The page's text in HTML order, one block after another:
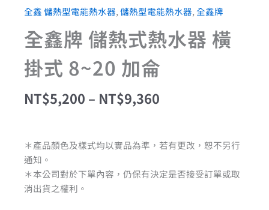
全鑫 儲熱型電能熱水器,儲熱型電能熱水器,全鑫牌
全鑫牌 儲熱式熱水器 橫
掛式 8~20 加侖
NT$5,200 – NT$9,360
＊產品顏色及樣式均以實品為準，若有更改，恕不另行
通知。
＊本公司對於下單內容，仍保有決定是否接受訂單或取
消出貨之權利。